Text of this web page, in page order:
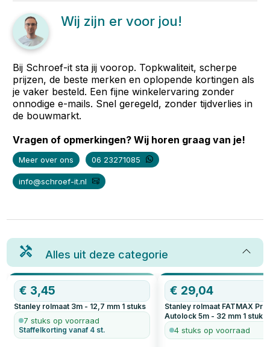
Wij zijn er voor jou!
Bij Schroef-it sta jij voorop. Topkwaliteit, scherpe
prijzen, de beste merken en oplopende kortingen als
je vaker besteld. Een fijne winkelervaring zonder
onnodige e-mails. Snel geregeld, zonder tijdverlies in
de bouwmarkt.
Vragen of opmerkingen? Wij horen graag van je!
Meer over ons 06 23271085
info@schroef-it.nl
Alles uit deze categorie
€ 3,45
Stanley rolmaat 3m - 12,7 mm 1 stuks
7 stuks op voorraad
Staffelkorting vanaf 4 st.
OP=OP
€ 29,04
Stanley rolmaat FATMAX Pro
Autolock 5m - 32 mm 1 stuks
4 stuks op voorraad